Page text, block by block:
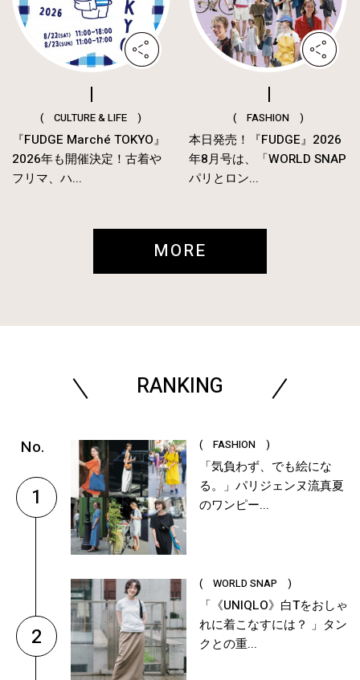
( CULTURE & LIFE )
『FUDGE Marché TOKYO』
2026年も開催決定！古着や
フリマ、ハ...
( FASHION )
本日発売！『FUDGE』2026
年8月号は、「WORLD SNAP
パリとロン...
MORE
RANKING
1
( FASHION )
「気負わず、でも絵にな
る。」パリジェンヌ流真夏
のワンピー...
2
( WORLD SNAP )
「《UNIQLO》白Tをおしゃ
れに着こなすには？ 」タン
クとの重...